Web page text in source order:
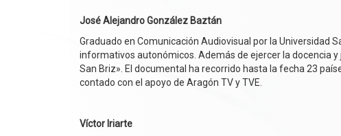
José Alejandro González Baztán
Graduado en Comunicación Audiovisual por la Universidad
informativos autonómicos. Además de ejercer la docencia
San Briz». El documental ha recorrido hasta la fecha 23
contado con el apoyo de Aragón TV y TVE.
Víctor Iriarte